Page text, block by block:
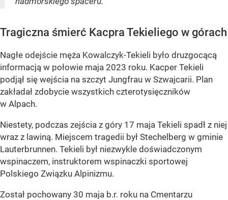
Tragiczna śmierć Kacpra Tekieliego w górach
Nagłe odejście męża Kowalczyk-Tekieli było druzgocącą
informacją w połowie maja 2023 roku. Kacper Tekieli
podjął się wejścia na szczyt Jungfrau w Szwajcarii. Plan
zakładał zdobycie wszystkich czterotysięczników
w Alpach.
Niestety, podczas zejścia z góry 17 maja Tekieli spadł z niej
wraz z lawiną. Miejscem tragedii był Stechelberg w gminie
Lauterbrunnen. Tekieli był niezwykle doświadczonym
wspinaczem, instruktorem wspinaczki sportowej
Polskiego Związku Alpinizmu.
Został pochowany 30 maja b.r. roku na Cmentarzu